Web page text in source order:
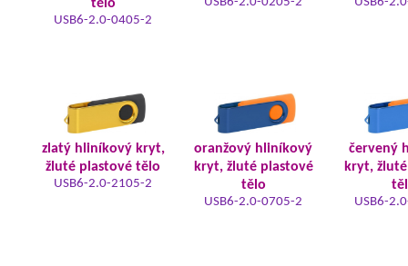
tělo
USB6-2.0-0405-2
zlatý hliníkový kryt,
žluté plastové tělo
USB6-2.0-2105-2
oranžový hliníkový
kryt, žluté plastové
tělo
USB6-2.0-0705-2
červený
kryt,
USB6-